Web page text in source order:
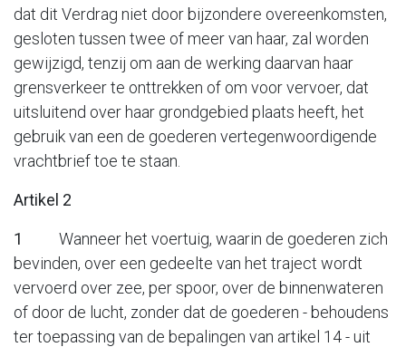
dat dit Verdrag niet door bijzondere overeenkomsten,
gesloten tussen twee of meer van haar, zal worden
gewijzigd, tenzij om aan de werking daarvan haar
grensverkeer te onttrekken of om voor vervoer, dat
uitsluitend over haar grondgebied plaats heeft, het
gebruik van een de goederen vertegenwoordigende
vrachtbrief toe te staan.
Artikel 2
1
Wanneer het voertuig, waarin de goederen zich
bevinden, over een gedeelte van het traject wordt
vervoerd over zee, per spoor, over de binnenwateren
of door de lucht, zonder dat de goederen - behoudens
ter toepassing van de bepalingen van artikel 14 - uit